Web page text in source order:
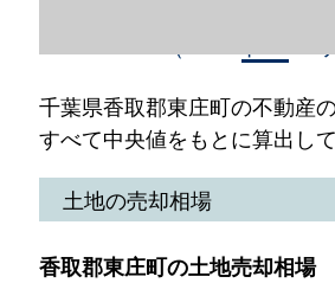
千葉県香取郡東庄町の不動産
すべて中央値をもとに算出して
土地の売却相場
香取郡東庄町の土地売却相場